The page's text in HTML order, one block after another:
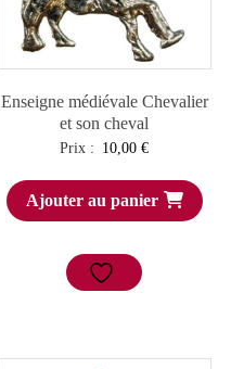
Enseigne médiévale Chevalier
et son cheval
Prix : 10,00€
Ajouter au panier